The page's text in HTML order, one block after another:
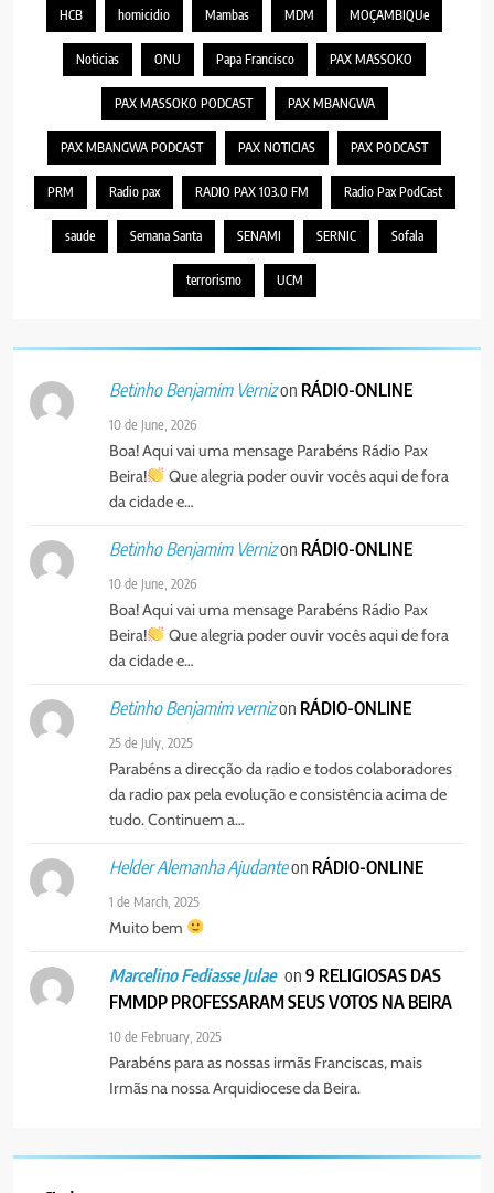
HCB homicidio Mambas MDM MOÇAMBIQUe
Noticias ONU Papa Francisco PAX MASSOKO
PAX MASSOKO PODCAST PAX MBANGWA
PAX MBANGWA PODCAST PAX NOTICIAS PAX PODCAST
PRM Radio pax RADIO PAX 103.0 FM Radio Pax PodCast
saude Semana Santa SENAMI SERNIC Sofala
terrorismo UCM
Betinho Benjamim Vernizon RÁDIO-ONLINE
10 de June, 2026
Boa! Aqui vai uma mensage Parabéns Rádio Pax
Beira!
Que alegria poder ouvir vocês aqui de fora
da cidade e…
Betinho Benjamim Vernizon RÁDIO-ONLINE
10 de June, 2026
Boa! Aqui vai uma mensage Parabéns Rádio Pax
Beira!
Que alegria poder ouvir vocês aqui de fora
da cidade e…
Betinho Benjamim vernizon RÁDIO-ONLINE
25 de July, 2025
Parabéns a direcção da radio e todos colaboradores
da radio pax pela evolução e consistência acima de
tudo. Continuem a…
Helder Alemanha Ajudanteon RÁDIO-ONLINE
1 de March, 2025
Muito bem
Marcelino Fediasse Julae on9 RELIGIOSAS DAS
FMMDP PROFESSARAM SEUS VOTOS NA BEIRA
10 de February, 2025
Parabéns para as nossas irmãs Franciscas, mais
Irmãs na nossa Arquidiocese da Beira.